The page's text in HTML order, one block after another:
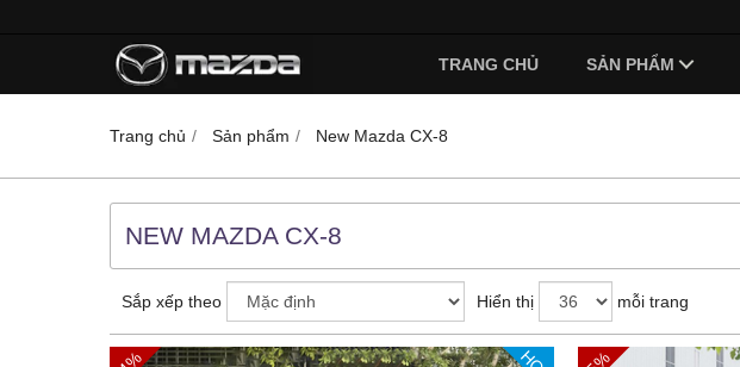
TRANG CHỦ SẢN PHẨM
Trang chủ Sản phẩm New Mazda CX-8
NEW MAZDA CX-8
Sắp xếp theo Hiển thị mỗi trang